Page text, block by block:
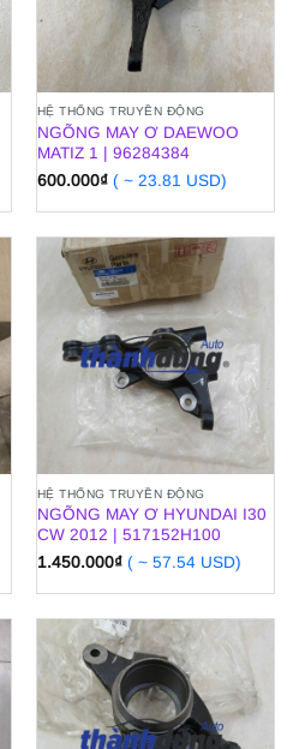
HỆ THỐNG TRUYỀN ĐỘNG
NGÕNG MAY Ơ DAEWOO
MATIZ 1 | 96284384
600.000₫ ( ~ 23.81 USD)
HỆ THỐNG TRUYỀN ĐỘNG
NGÕNG MAY Ơ HYUNDAI I30
CW 2012 | 517152H100
1.450.000₫ ( ~ 57.54 USD)